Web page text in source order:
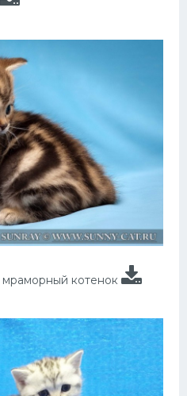
котенок